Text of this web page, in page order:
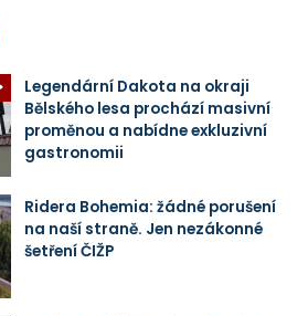
Legendární Dakota na okraji
Bělského lesa prochází masivní
proměnou a nabídne exkluzivní
gastronomii
Ridera Bohemia: žádné porušení
na naší straně. Jen nezákonné
šetření ČIŽP